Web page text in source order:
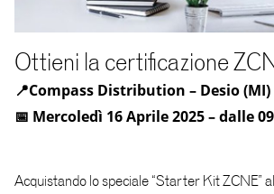
Ottieni la certificazione
📍Compass Distribution – Desio (MI)
📅 Mercoledì 16 Aprile 2025 – dalle
Acquistando lo speciale “Starter Kit ZCNE”